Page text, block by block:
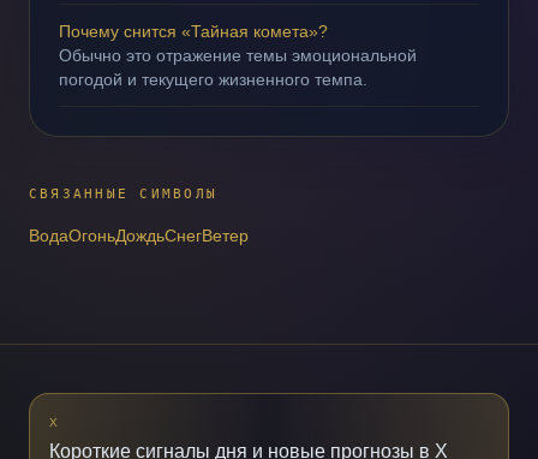
Почему снится «Тайная комета»?
Обычно это отражение темы эмоциональной
погодой и текущего жизненного темпа.
СВЯЗАННЫЕ СИМВОЛЫ
ВодаОгоньДождьСнегВетер
X
Короткие сигналы дня и новые прогнозы в X